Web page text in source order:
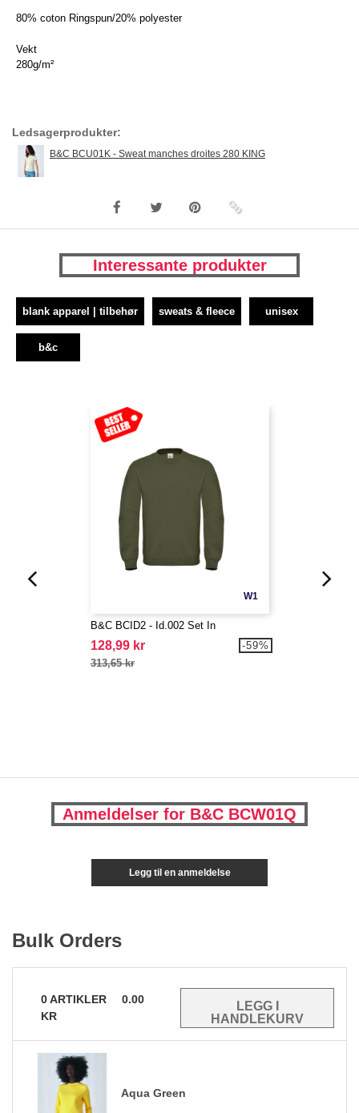
80% coton Ringspun/20% polyester
Vekt
280g/m²
Ledsagerprodukter:
B&C BCU01K - Sweat manches droites 280 KING
Interessante produkter
blank apparel | tilbehør sweats & fleece unisex
b&c
W1
B&C BCID2 - Id.002 Set In
128,99 kr
313,65 kr
-59%
Anmeldelser for B&C BCW01Q
Legg til en anmeldelse
Bulk Orders
0ARTIKLER
0.00
KR
Aqua Green